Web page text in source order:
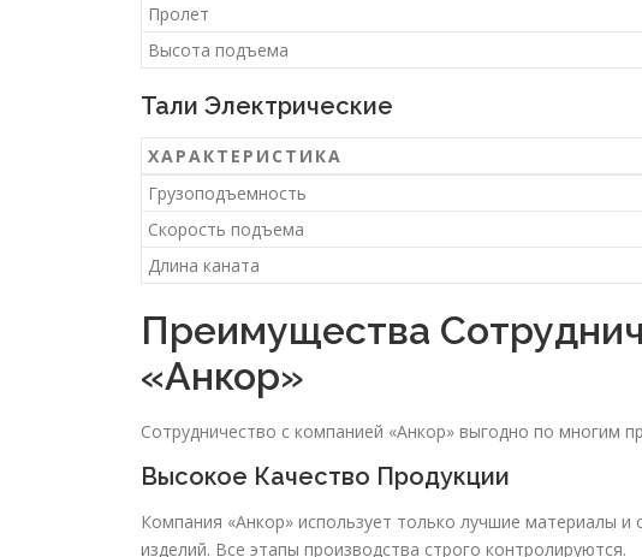
Пролет
Высота подъема
Тали Электрические
ХАРАКТЕРИСТИКА
Грузоподъемность
Скорость подъема
Длина каната
Преимущества
«Анкор»
Сотрудничество с компанией «Анкор» выгодно по многим
Высокое Качество Продукции
Компания «Анкор» использует только лучшие материалы
изделий. Все этапы производства строго контролируются.